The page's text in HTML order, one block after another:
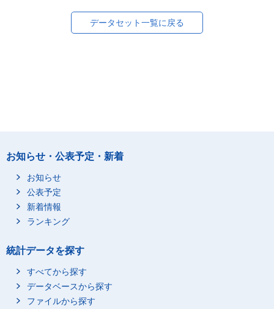
データセット一覧に戻る
お知らせ・公表予定・新着
お知らせ
公表予定
新着情報
ランキング
統計データを探す
すべてから探す
データベースから探す
ファイルから探す